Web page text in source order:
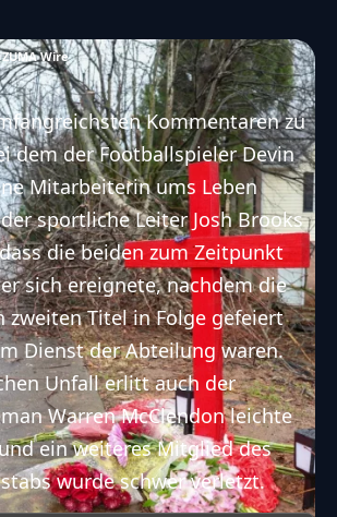
Wire
Kommentaren zu
dem der Footballspieler Devin
Mitarbeiterin ums Leben
sportliche Leiter Josh Brooks
die beiden zum Zeitpunkt
sich ereignete, nachdem die
zweiten Titel in Folge gefeiert
Dienst der Abteilung waren.
Unfall erlitt auch der
Warren McClendon leichte
ein weiteres Mitglied des
wurde schwer verletzt.